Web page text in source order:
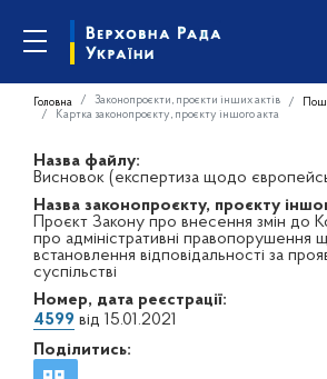
Головна Законопроєкти, проєкти інших актів
Картка законопроєкту, проєкту іншого акта
Назва файлу:
Висновок (експертиза щодо
Назва законопроєкту, проєкту
Проєкт Закону про внесення змін до
про адміністративні правопорушення
встановлення відповідальності за
суспільстві
Номер, дата реєстрації:
4599 від 15.01.2021
Поділитись: